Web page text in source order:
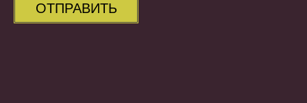
ОТПРАВИТЬ